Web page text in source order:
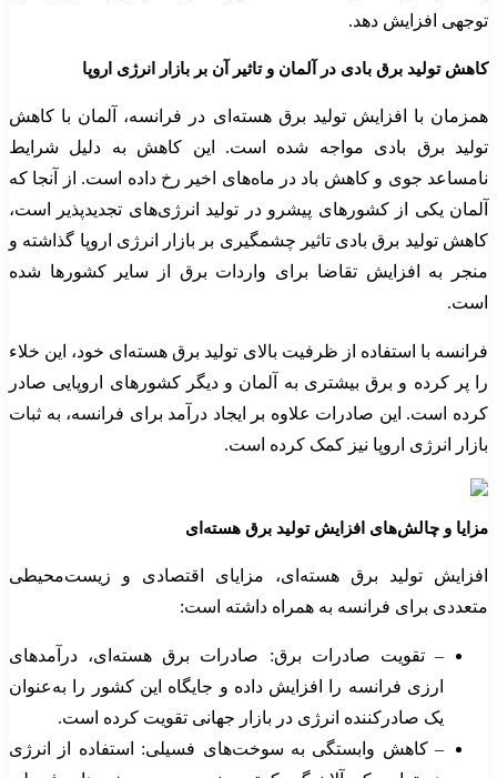
توجهی افزایش دهد.
کاهش تولید برق بادی در آلمان و تاثیر آن بر بازار انرژی اروپا
همزمان با افزایش تولید برق هسته‌ای در فرانسه، آلمان با کاهش
تولید برق بادی مواجه شده است. این کاهش به دلیل شرایط
نامساعد جوی و کاهش باد در ماه‌های اخیر رخ داده است. از آنجا که
آلمان یکی از کشورهای پیشرو در تولید انرژی‌های تجدیدپذیر است،
کاهش تولید برق بادی تاثیر چشمگیری بر بازار انرژی اروپا گذاشته و
منجر به افزایش تقاضا برای واردات برق از سایر کشورها شده
است.
فرانسه با استفاده از ظرفیت بالای تولید برق هسته‌ای خود، این خلاء
را پر کرده و برق بیشتری به آلمان و دیگر کشورهای اروپایی صادر
کرده است. این صادرات علاوه بر ایجاد درآمد برای فرانسه، به ثبات
بازار انرژی اروپا نیز کمک کرده است.
مزایا و چالش‌های افزایش تولید برق هسته‌ای
افزایش تولید برق هسته‌ای، مزایای اقتصادی و زیست‌محیطی
متعددی برای فرانسه به همراه داشته است:
– تقویت صادرات برق: صادرات برق هسته‌ای، درآمدهای
ارزی فرانسه را افزایش داده و جایگاه این کشور را به‌عنوان
یک صادرکننده انرژی در بازار جهانی تقویت کرده است.
– کاهش وابستگی به سوخت‌های فسیلی: استفاده از انرژی